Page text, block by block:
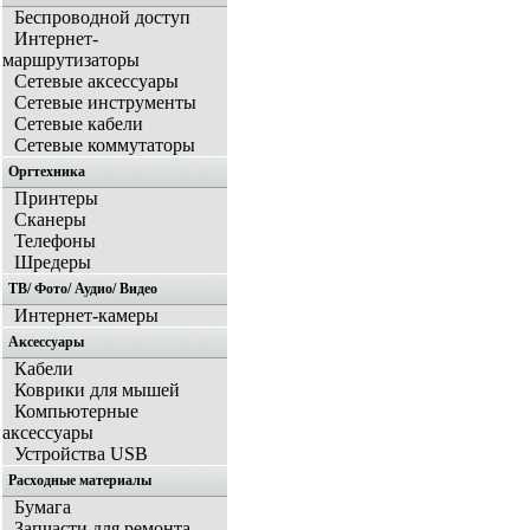
Беспроводной доступ
Интернет-
маршрутизаторы
Сетевые аксессуары
Сетевые инструменты
Сетевые кабели
Сетевые коммутаторы
Оргтехника
Принтеры
Сканеры
Телефоны
Шредеры
ТВ/ Фото/ Аудио/ Видео
Интернет-камеры
Аксессуары
Кабели
Коврики для мышей
Компьютерные
аксессуары
Устройства USB
Расходные материалы
Бумага